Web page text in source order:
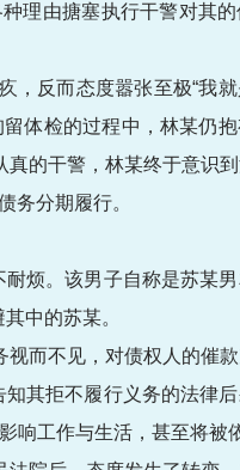
理由搪塞执行干警对其
，反而态度嚣张至极“我
体检的过程中，林某仍
的干警，林某终于意识
务分期履行。
烦。该男子自称是苏某
中的苏某。
而不见，对债权人的催
其拒不履行义务的法律
响工作与生活，甚至将被